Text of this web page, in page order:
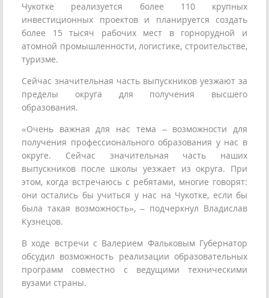
Чукотке реализуется более 110 крупных
инвестиционных проектов и планируется создать
более 15 тысяч рабочих мест в горнорудной и
атомной промышленности, логистике, строительстве,
туризме.
Сейчас значительная часть выпускников уезжают за
пределы округа для получения высшего
образования.
«Очень важная для нас тема – возможности для
получения профессионального образования у нас в
округе. Сейчас значительная часть наших
выпускников после школы уезжает из округа. При
этом, когда встречаюсь с ребятами, многие говорят:
они остались бы учиться у нас на Чукотке, если бы
была такая возможность», – подчеркнул Владислав
Кузнецов.
В ходе встречи с Валерием Фальковым Губернатор
обсудил возможность реализации образовательных
программ совместно с ведущими техническими
вузами страны.